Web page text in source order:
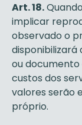
Art. 18.
implicar
observado o
disponibilizará
ou
custos dos
valores serão
próprio.